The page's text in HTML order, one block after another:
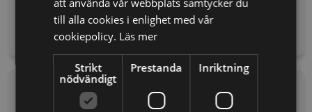
Har du koll på spegling av kontrakt i
entreprenadprojekt?
Ladda ned
betalar
Guide – CSRD:
Checklista – Viktiga
att använda vår webbplats samtycker du
till alla cookies i enlighet med vår
cookiepolicy. Läs mer
Strikt
nödvändigt
Prestanda Inriktning